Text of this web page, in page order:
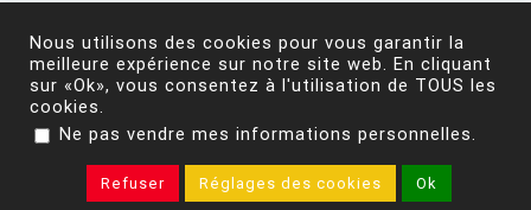
Web:www.ati-immo.fr
2020 -2026 | Mentions Légales| Tous droits réservés | Réalisé
parCréaDévWeb
Facebook
Nous utilisons des cookies pour vous garantir la
meilleure expérience sur notre site web. En cliquant
sur «Ok», vous consentez à l'utilisation de TOUS les
cookies.
Ne pas vendre mes informations personnelles.
Refuser Réglages des cookies Ok